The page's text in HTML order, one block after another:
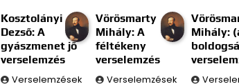
Kosztolányi
Dezső: A
gyászmenet jő
verselemzés
Verselemzések
Vörösmarty
Mihály: A
féltékeny
verselemzés
Verselemzések
Mihály: